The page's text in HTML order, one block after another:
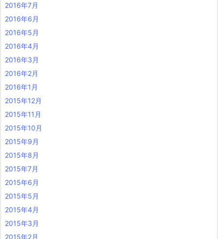
2016年7月
2016年6月
2016年5月
2016年4月
2016年3月
2016年2月
2016年1月
2015年12月
2015年11月
2015年10月
2015年9月
2015年8月
2015年7月
2015年6月
2015年5月
2015年4月
2015年3月
2015年2月